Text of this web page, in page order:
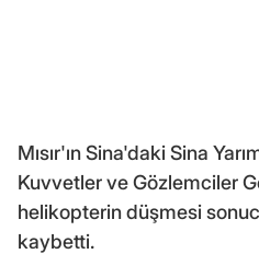
Mısır'ın Sina'daki Sina
Kuvvetler ve Gözlemciler
helikopterin düşmesi
kaybetti.